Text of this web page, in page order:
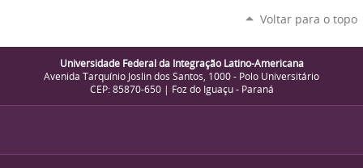
Voltar para o topo
Universidade Federal da Integração Latino-Americana
Avenida Tarquínio Joslin dos Santos, 1000 - Polo Universitário
CEP: 85870-650 | Foz do Iguaçu - Paraná